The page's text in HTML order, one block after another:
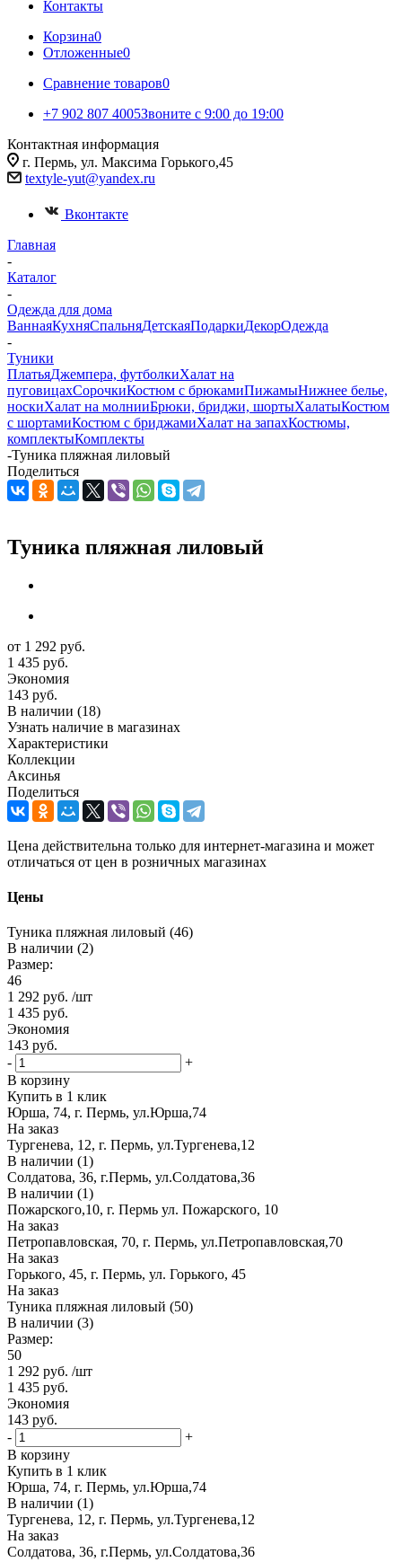
Контакты
Корзина0
Отложенные0
Сравнение товаров0
+7 902 807 4005Звоните с 9:00 до 19:00
Контактная информация
г. Пермь, ул. Максима Горького,45
textyle-yut@yandex.ru
Вконтакте
Главная
-
Каталог
-
Одежда для дома
ВаннаяКухняСпальняДетскаяПодаркиДекорОдежда
-
Туники
ПлатьяДжемпера, футболкиХалат на
пуговицахСорочкиКостюм с брюкамиПижамыНижнее белье,
носкиХалат на молнииБрюки, бриджи, шортыХалатыКостюм
с шортамиКостюм с бриджамиХалат на запахКостюмы,
комплектыКомплекты
-Туника пляжная лиловый
Поделиться
Туника пляжная лиловый
от 1 292 руб.
1 435 руб.
Экономия
143 руб.
В наличии (18)
Узнать наличие в магазинах
Характеристики
Коллекции
Аксинья
Поделиться
Цена действительна только для интернет-магазина и может
отличаться от цен в розничных магазинах
Цены
Туника пляжная лиловый (46)
В наличии (2)
Размер:
46
1 292 руб. /шт
1 435 руб.
Экономия
143 руб.
-
+
В корзину
Купить в 1 клик
Юрша, 74, г. Пермь, ул.Юрша,74
На заказ
Тургенева, 12, г. Пермь, ул.Тургенева,12
В наличии (1)
Солдатова, 36, г.Пермь, ул.Солдатова,36
В наличии (1)
Пожарского,10, г. Пермь ул. Пожарского, 10
На заказ
Петропавловская, 70, г. Пермь, ул.Петропавловская,70
На заказ
Горького, 45, г. Пермь, ул. Горького, 45
На заказ
Туника пляжная лиловый (50)
В наличии (3)
Размер:
50
1 292 руб. /шт
1 435 руб.
Экономия
143 руб.
-
+
В корзину
Купить в 1 клик
Юрша, 74, г. Пермь, ул.Юрша,74
В наличии (1)
Тургенева, 12, г. Пермь, ул.Тургенева,12
На заказ
Солдатова, 36, г.Пермь, ул.Солдатова,36